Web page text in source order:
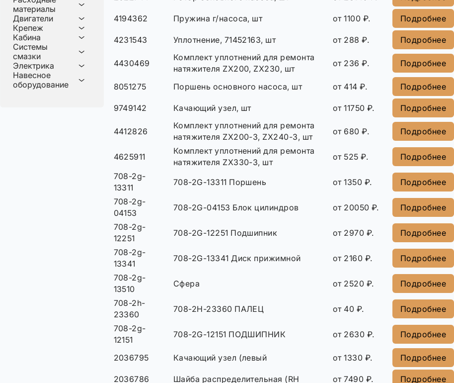
материалы
Двигатели
Крепеж
Кабина
Системы
смазки
Электрика
Навесное
оборудование
4194362 Пружина г/насоса, шт от 1100 ₽. Подробнее
4231543 Уплотнение, 71452163, шт от 288 ₽. Подробнее
4430469
Комплект уплотнений для ремонта
натяжителя ZX200, ZX230, шт
от 236 ₽. Подробнее
8051275 Поршень основного насоса, шт от 414 ₽. Подробнее
9749142 Качающий узел, шт от 11750 ₽. Подробнее
4412826
Комплект уплотнений для ремонта
натяжителя ZX200-3, ZX240-3, шт
от 680 ₽. Подробнее
4625911
Комплект уплотнений для ремонта
натяжителя ZX330-3, шт
от 525 ₽.
Подробнее
708-2g-
13311
708-2G-13311 Поршень от 1350 ₽.
Подробнее
708-2g-
04153
708-2G-04153 Блок цилиндров от 20050 ₽.
Подробнее
708-2g-
12251
708-2G-12251 Подшипник от 2970 ₽.
Подробнее
708-2g-
13341
708-2G-13341 Диск прижимной от 2160 ₽.
Подробнее
708-2g-
13510
Сфера от 2520 ₽.
Подробнее
708-2h-
23360
708-2H-23360 ПАЛЕЦ от 40 ₽.
Подробнее
708-2g-
12151
708-2G-12151 ПОДШИПНИК от 2630 ₽. Подробнее
2036795 Качающий узел (левый от 1330 ₽. Подробнее
2036786 Шайба распределительная (RH от 7490 ₽. Подробнее